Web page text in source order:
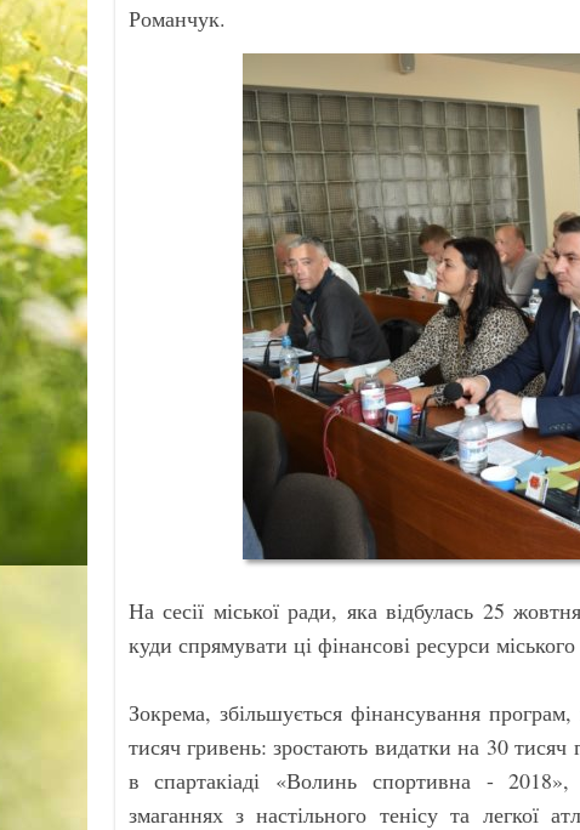
Романчук.
На сесії міської ради, яка відбулась 25
куди спрямувати ці фінансові ресурси
Зокрема, збільшується фінансування
тисяч гривень: зростають видатки на 30 тисяч
в спартакіаді «Волинь спортивна -
змаганнях з настільного тенісу та легкої